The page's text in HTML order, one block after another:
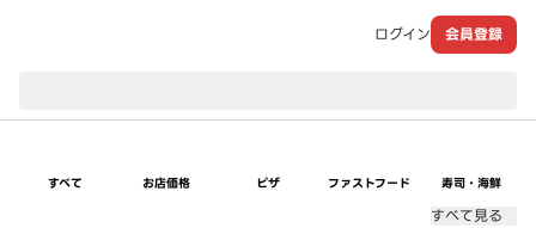
ログイン 会員登録
すべて お店価格 ピザ ファストフード 寿司・海鮮
すべて見る